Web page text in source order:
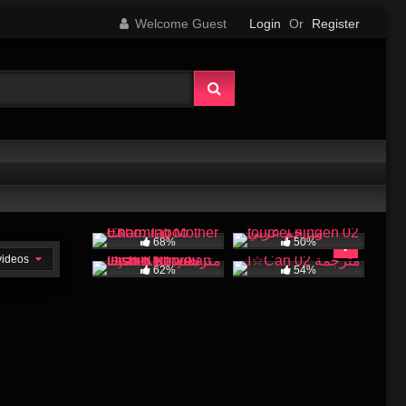
Welcome Guest Login Or Register
68% 50%
62% 54%